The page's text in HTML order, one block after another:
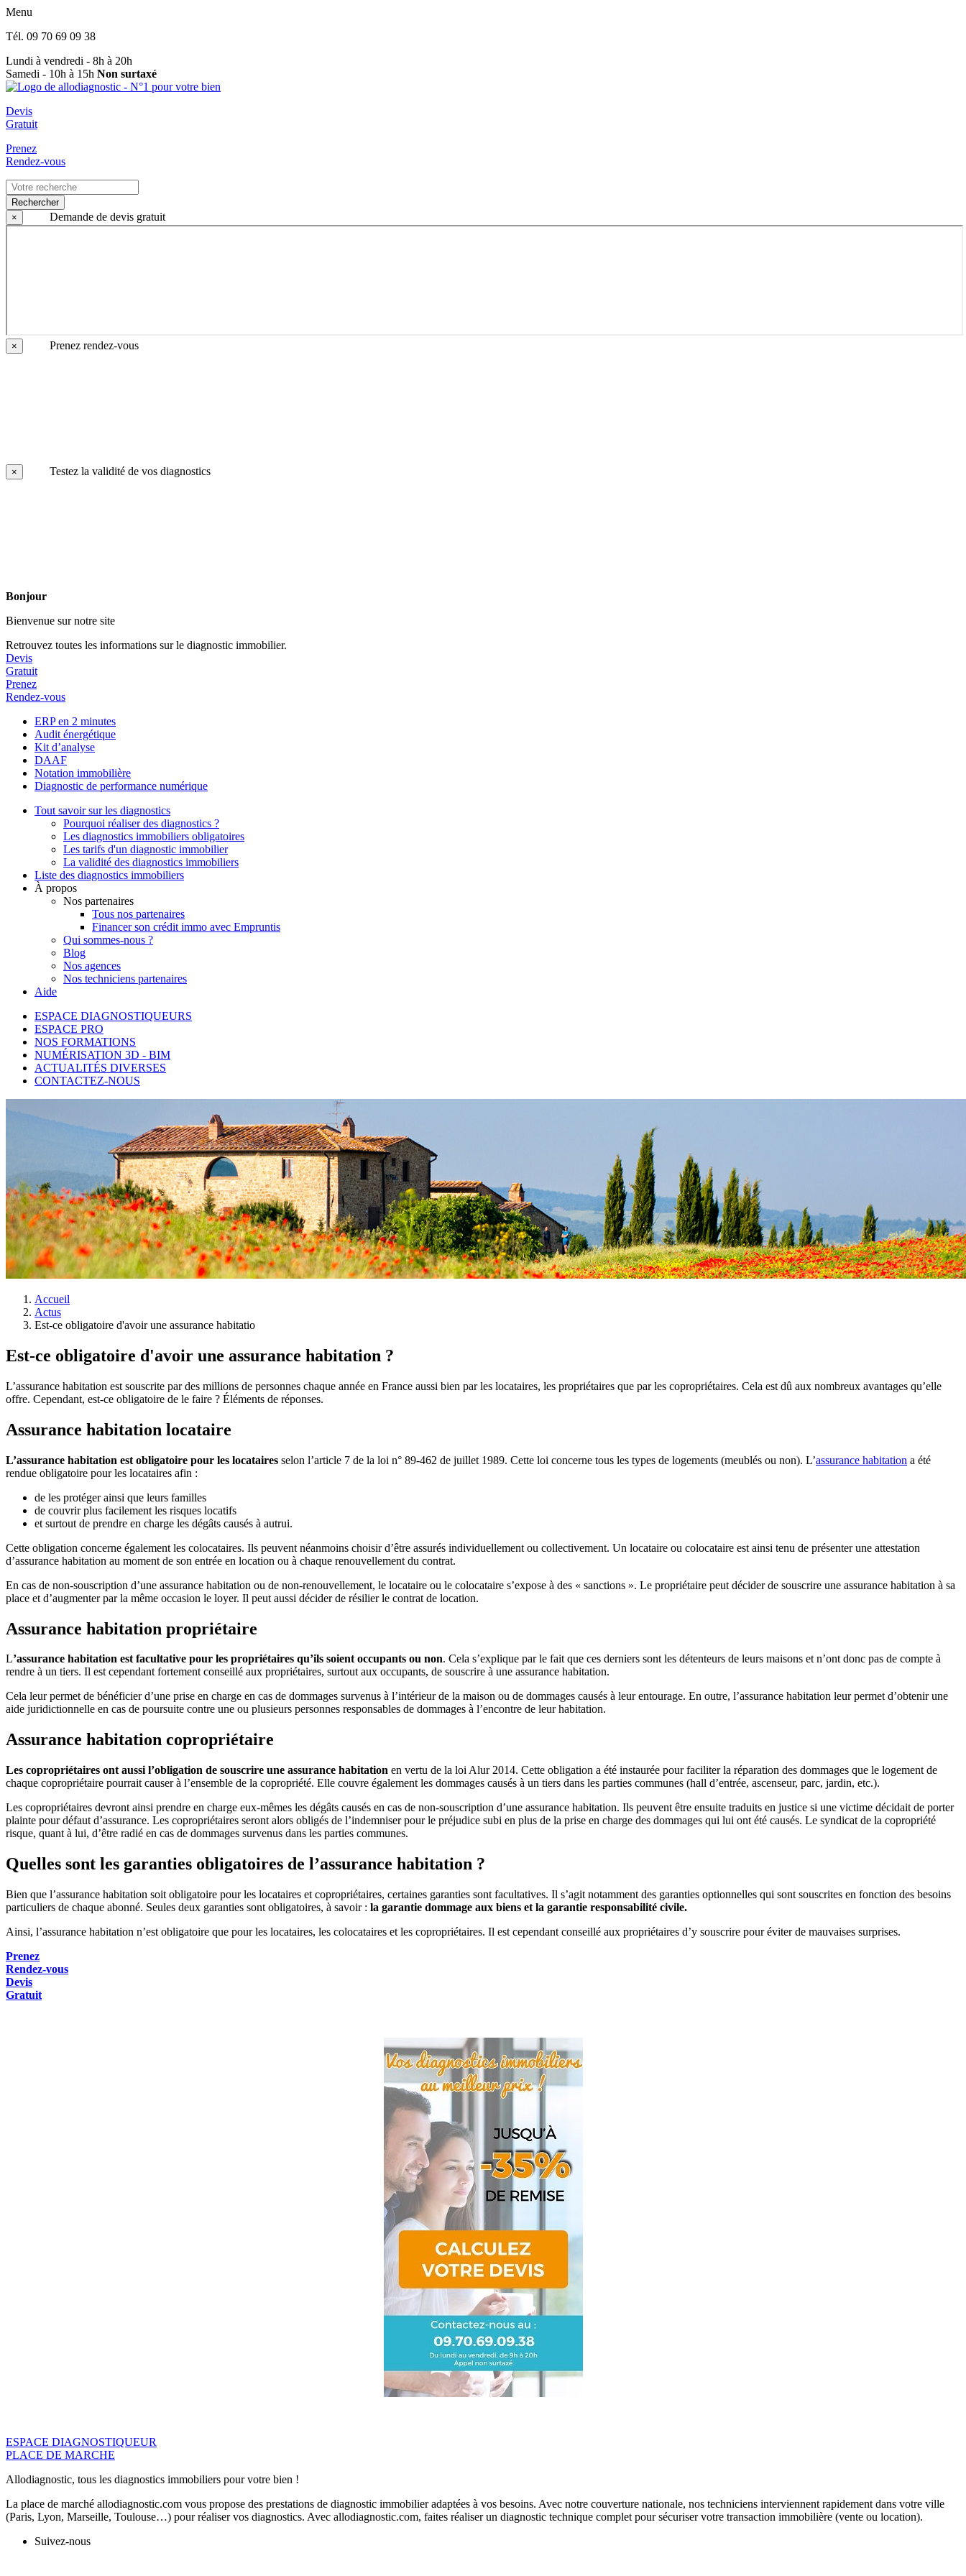
Menu
Tél. 09 70 69 09 38
Lundi à vendredi - 8h à 20h
Samedi - 10h à 15h Non surtaxé
Devis
Gratuit
Prenez
Rendez-vous
Rechercher
×
Demande de devis gratuit
× Prenez rendez-vous
× Testez la validité de vos diagnostics
Bonjour
Bienvenue sur notre site
Retrouvez toutes les informations sur le diagnostic immobilier.
Devis
Gratuit
Prenez
Rendez-vous
ERP en 2 minutes
Audit énergétique
Kit d’analyse
DAAF
Notation immobilière
Diagnostic de performance numérique
Tout savoir sur les diagnostics
Pourquoi réaliser des diagnostics ?
Les diagnostics immobiliers obligatoires
Les tarifs d'un diagnostic immobilier
La validité des diagnostics immobiliers
Liste des diagnostics immobiliers
À propos
Nos partenaires
Tous nos partenaires
Financer son crédit immo avec Empruntis
Qui sommes-nous ?
Blog
Nos agences
Nos techniciens partenaires
Aide
ESPACE DIAGNOSTIQUEURS
ESPACE PRO
NOS FORMATIONS
NUMÉRISATION 3D - BIM
ACTUALITÉS DIVERSES
CONTACTEZ-NOUS
Accueil
Actus
Est-ce obligatoire d'avoir une assurance habitatio
Est-ce obligatoire d'avoir une assurance habitation ?
L’assurance habitation est souscrite par des millions de personnes chaque année en France aussi bien par les locataires, les propriétaires que par les copropriétaires. Cela est dû aux nombreux avantages qu’elle
offre. Cependant, est-ce obligatoire de le faire ? Éléments de réponses.
Assurance habitation locataire
L’assurance habitation est obligatoire pour les locataires selon l’article 7 de la loi n° 89-462 de juillet 1989. Cette loi concerne tous les types de logements (meublés ou non). L’assurance habitation a été
rendue obligatoire pour les locataires afin :
de les protéger ainsi que leurs familles
de couvrir plus facilement les risques locatifs
et surtout de prendre en charge les dégâts causés à autrui.
Cette obligation concerne également les colocataires. Ils peuvent néanmoins choisir d’être assurés individuellement ou collectivement. Un locataire ou colocataire est ainsi tenu de présenter une attestation
d’assurance habitation au moment de son entrée en location ou à chaque renouvellement du contrat.
En cas de non-souscription d’une assurance habitation ou de non-renouvellement, le locataire ou le colocataire s’expose à des « sanctions ». Le propriétaire peut décider de souscrire une assurance habitation à sa
place et d’augmenter par la même occasion le loyer. Il peut aussi décider de résilier le contrat de location.
Assurance habitation propriétaire
L’assurance habitation est facultative pour les propriétaires qu’ils soient occupants ou non. Cela s’explique par le fait que ces derniers sont les détenteurs de leurs maisons et n’ont donc pas de compte à
rendre à un tiers. Il est cependant fortement conseillé aux propriétaires, surtout aux occupants, de souscrire à une assurance habitation.
Cela leur permet de bénéficier d’une prise en charge en cas de dommages survenus à l’intérieur de la maison ou de dommages causés à leur entourage. En outre, l’assurance habitation leur permet d’obtenir une
aide juridictionnelle en cas de poursuite contre une ou plusieurs personnes responsables de dommages à l’encontre de leur habitation.
Assurance habitation copropriétaire
Les copropriétaires ont aussi l’obligation de souscrire une assurance habitation en vertu de la loi Alur 2014. Cette obligation a été instaurée pour faciliter la réparation des dommages que le logement de
chaque copropriétaire pourrait causer à l’ensemble de la copropriété. Elle couvre également les dommages causés à un tiers dans les parties communes (hall d’entrée, ascenseur, parc, jardin, etc.).
Les copropriétaires devront ainsi prendre en charge eux-mêmes les dégâts causés en cas de non-souscription d’une assurance habitation. Ils peuvent être ensuite traduits en justice si une victime décidait de porter
plainte pour défaut d’assurance. Les copropriétaires seront alors obligés de l’indemniser pour le préjudice subi en plus de la prise en charge des dommages qui lui ont été causés. Le syndicat de la copropriété
risque, quant à lui, d’être radié en cas de dommages survenus dans les parties communes.
Quelles sont les garanties obligatoires de l’assurance habitation ?
Bien que l’assurance habitation soit obligatoire pour les locataires et copropriétaires, certaines garanties sont facultatives. Il s’agit notamment des garanties optionnelles qui sont souscrites en fonction des besoins
particuliers de chaque abonné. Seules deux garanties sont obligatoires, à savoir : la garantie dommage aux biens et la garantie responsabilité civile.
Ainsi, l’assurance habitation n’est obligatoire que pour les locataires, les colocataires et les copropriétaires. Il est cependant conseillé aux propriétaires d’y souscrire pour éviter de mauvaises surprises.
Prenez
Rendez-vous
Devis
Gratuit
ESPACE DIAGNOSTIQUEUR
PLACE DE MARCHE
Allodiagnostic, tous les diagnostics immobiliers pour votre bien !
La place de marché allodiagnostic.com vous propose des prestations de diagnostic immobilier adaptées à vos besoins. Avec notre couverture nationale, nos techniciens interviennent rapidement dans votre ville
(Paris, Lyon, Marseille, Toulouse…) pour réaliser vos diagnostics. Avec allodiagnostic.com, faites réaliser un diagnostic technique complet pour sécuriser votre transaction immobilière (vente ou location).
Suivez-nous